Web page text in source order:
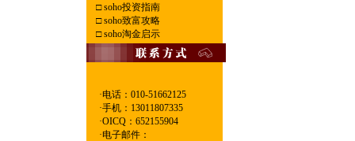
□soho投资指南
□soho致富攻略
□soho淘金启示
·电话：010-51662125
·手机：13011807335
·OICQ：652155904
·电子邮件：